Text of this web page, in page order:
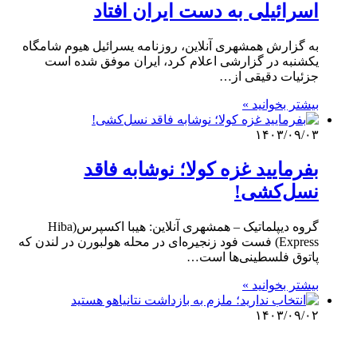
اسرائیلی به دست ایران افتاد
به گزارش همشهری آنلاین،‌ روزنامه یسرائیل هیوم شامگاه
یکشنبه در گزارشی اعلام کرد، ایران موفق شده است
جزئیات دقیقی از…
بیشتر بخوانید »
۱۴۰۳/۰۹/۰۳
بفرمایید غزه‌ کولا؛ نوشابه فاقد
نسل‌کشی!
گروه دیپلماتیک – همشهری آنلاین: هیبا اکسپرس(Hiba
Express) فست فود زنجیره‌ای در محله هولبورن در لندن که
پاتوق فلسطینی‌ها است…
بیشتر بخوانید »
۱۴۰۳/۰۹/۰۲